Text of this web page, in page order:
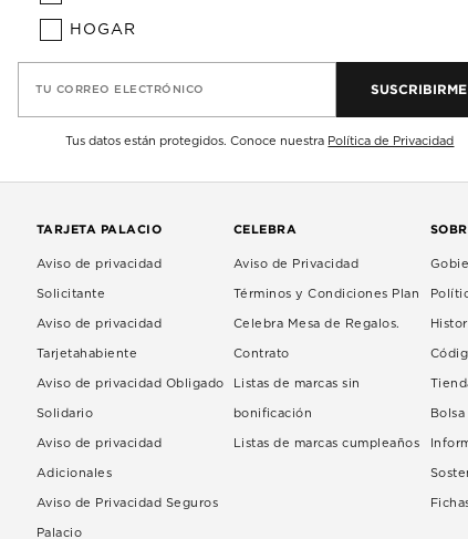
HOGAR
TU CORREO ELECTRÓNICO SUSCRIBIRME
Tus datos están protegidos. Conoce nuestra Política de Privacidad
TARJETA PALACIO
Aviso de privacidad
Solicitante
Aviso de privacidad
Tarjetahabiente
Aviso de privacidad Obligado
Solidario
Aviso de privacidad
Adicionales
Aviso de Privacidad Seguros
Palacio
CELEBRA
Aviso de Privacidad
Términos y Condiciones Plan
Celebra Mesa de Regalos.
Contrato
Listas de marcas sin
bonificación
Listas de marcas cumpleaños